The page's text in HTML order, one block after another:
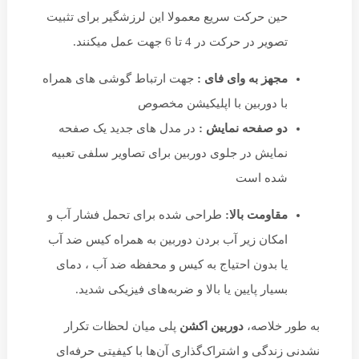
حین حرکت سریع معمولا این لرزشگیر برای تثبیت
تصویر در حرکت در 4 تا 6 جهت عمل میکنند.
مجهز به وای فای : جهت ارتباط گوشی های همراه
با دوربین با اپلیکیشن مخصوص
دو صفحه نمایش : در مدل های جدید یک صفحه
نمایش در جلوی دوربین برای تصاویر سلفی تعبیه
شده است
مقاومت بالا: طراحی شده برای تحمل فشار آب و
امکان زیر آب بردن دوربین به همراه کیس ضد آب
یا بدون احتیاج به کیس و محفظه ضد آب ، دمای
بسیار پایین یا بالا و ضربه‌های فیزیکی شدید.
به طور خلاصه، دوربین اکشن پلی میان لحظات تکرار
نشدنی زندگی و اشتراک‌گذاری آن‌ها با کیفیتی حرفه‌ای